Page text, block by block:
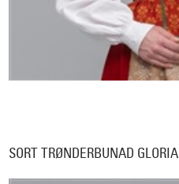
SORT TRØNDERBUNAD GLORIA